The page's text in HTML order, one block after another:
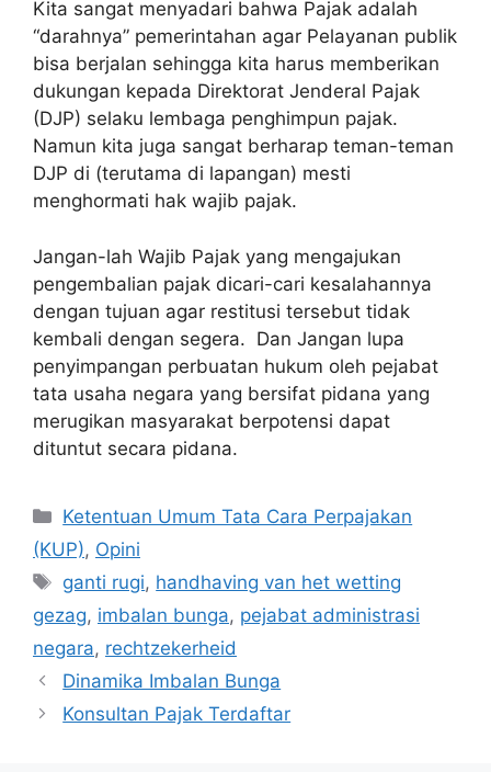
Kita sangat menyadari bahwa Pajak adalah
“darahnya” pemerintahan agar Pelayanan publik
bisa berjalan sehingga kita harus memberikan
dukungan kepada Direktorat Jenderal Pajak
(DJP) selaku lembaga penghimpun pajak.
Namun kita juga sangat berharap teman-teman
DJP di (terutama di lapangan) mesti
menghormati hak wajib pajak.
Jangan-lah Wajib Pajak yang mengajukan
pengembalian pajak dicari-cari kesalahannya
dengan tujuan agar restitusi tersebut tidak
kembali dengan segera. Dan Jangan lupa
penyimpangan perbuatan hukum oleh pejabat
tata usaha negara yang bersifat pidana yang
merugikan masyarakat berpotensi dapat
dituntut secara pidana.
Categories
Ketentuan Umum Tata Cara Perpajakan
(KUP), Opini
Tags
ganti rugi, handhaving van het wetting
gezag, imbalan bunga, pejabat administrasi
negara, rechtzekerheid
Dinamika Imbalan Bunga
Konsultan Pajak Terdaftar